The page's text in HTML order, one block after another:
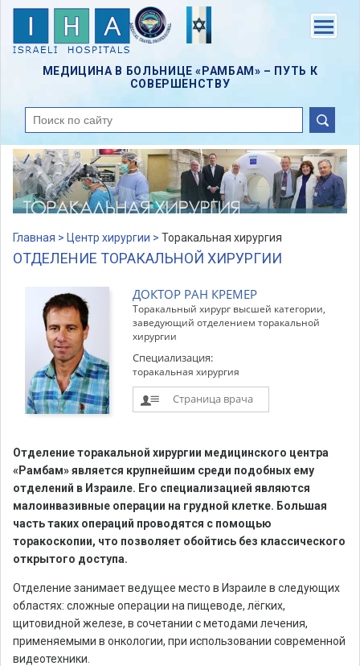
Skip
content
МЕДИЦИНА В БОЛЬНИЦЕ «РАМБАМ» – ПУТЬ К
СОВЕРШЕНСТВУ
поиск
Главная > Центр хирургии > Торакальная хирургия
ОТДЕЛЕНИЕ ТОРАКАЛЬНОЙ ХИРУРГИИ
ДОКТОР РАН КРЕМЕР
Торакальный хирург высшей категории,
заведующий отделением торакальной
хирургии
Специализация:
торакальная хирургия
Страница врача
Отделение торакальной хирургии медицинского центра
«Рамбам» является крупнейшим среди подобных ему
отделений в Израиле. Его специализацией являются
малоинвазивные операции на грудной клетке. Большая
часть таких операций проводятся с помощью
торакоскопии, что позволяет обойтись без классического
открытого доступа.
Отделение занимает ведущее место в Израиле в следующих
областях: сложные операции на пищеводе, лёгких,
щитовидной железе, в сочетании с методами лечения,
применяемыми в онкологии, при использовании современной
видеотехники.